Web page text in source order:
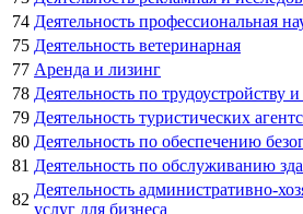
74 Деятельность профессиональная
75 Деятельность ветеринарная
77 Аренда и лизинг
78 Деятельность по трудоустройству
79 Деятельность туристических
80 Деятельность по обеспечению
81 Деятельность по обслуживанию
82
Деятельность административно-
услуг для бизнеса